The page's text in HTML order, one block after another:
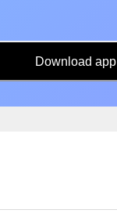
Download app